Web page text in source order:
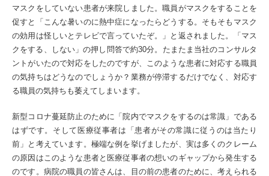
マスクをしていない患者が来院しました。職員がマスクをすることを
促すと「こんな暑いのに熱中症になったらどうする。そもそもマスク
の効用は怪しいとテレビで言っていたぞ。」と返されました。「マス
クをする、しない」の押し問答で約30分。たまたま当社のコンサルタ
ントがいたので対応をしたのですが、このような患者に対応する職員
の気持ちはどうなのでしょうか？業務が停滞するだけでなく、対応す
る職員の気持ちも萎えてしまいます。
新型コロナ蔓延防止のために「院内でマスクをするのは常識」である
はずです。そして医療従事者は「患者がその常識に従うのは当たり
前」と考えています。極端な例を挙げましたが、実は多くのクレーム
の原因はこのような患者と医療従事者の想いのギャップから発生する
のです。病院の職員の皆さんは、目の前の患者のために、考えられる